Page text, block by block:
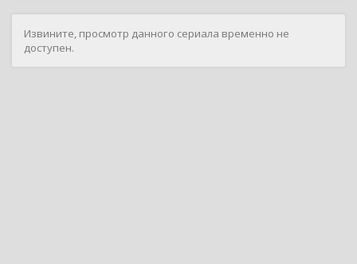
Извините, просмотр данного сериала временно не
доступен.